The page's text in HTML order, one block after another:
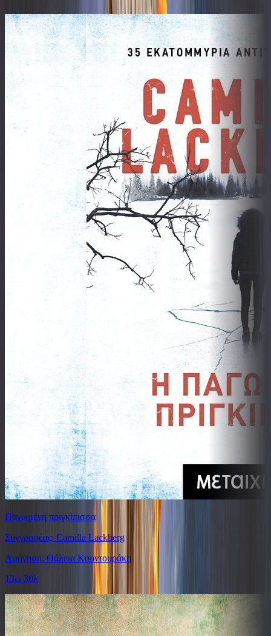
Παγωμένη πριγκίπισσα
Συγγραφέας: Camilla Lackberg
Αφήγηση: Θάλεια Κουντουράκη
13ω 30λ